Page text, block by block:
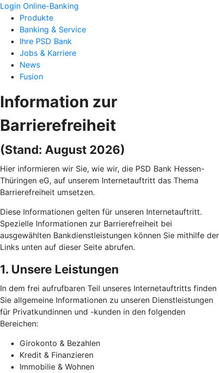
Login Online-Banking
Produkte
Banking & Service
Ihre PSD Bank
Jobs & Karriere
News
Fusion
Information zur
Barrierefreiheit
(Stand: August 2026)
Hier informieren wir Sie, wie wir, die PSD Bank Hessen-
Thüringen eG, auf unserem Internetauftritt das Thema
Barrierefreiheit umsetzen.
Diese Informationen gelten für unseren Internetauftritt.
Spezielle Informationen zur Barrierefreiheit bei
ausgewählten Bankdienstleistungen können Sie mithilfe der
Links unten auf dieser Seite abrufen.
1. Unsere Leistungen
In dem frei aufrufbaren Teil unseres Internetauftritts finden
Sie allgemeine Informationen zu unseren Dienstleistungen
für Privatkundinnen und -kunden in den folgenden
Bereichen:
Girokonto & Bezahlen
Kredit & Finanzieren
Immobilie & Wohnen